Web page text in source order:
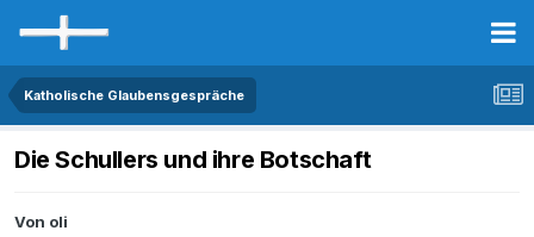
Katholische Glaubensgespräche
Die Schullers und ihre Botschaft
Von oli